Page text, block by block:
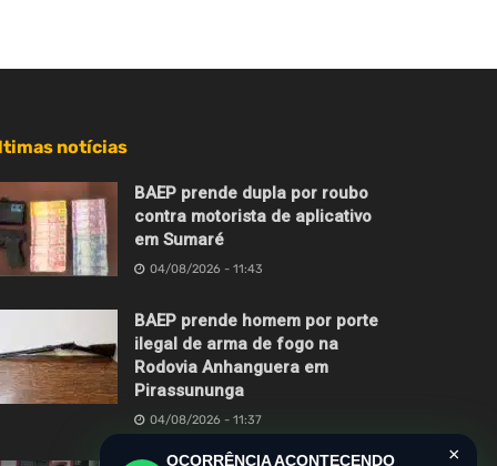
notícias
BAEP prende dupla por roubo
contra motorista de aplicativo
em Sumaré
04/08/2026 - 11:43
BAEP prende homem por porte
ilegal de arma de fogo na
Rodovia Anhanguera em
Pirassununga
04/08/2026 - 11:37
×
OCORRÊNCIA ACONTECENDO